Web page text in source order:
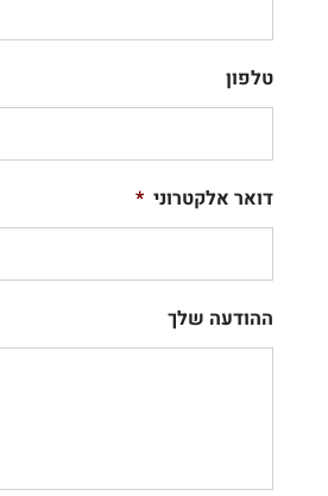
טלפון
דואר אלקטרוני *
ההודעה שלך